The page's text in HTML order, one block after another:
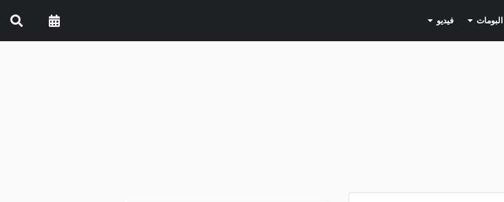
البومات (current) فيديو (current)